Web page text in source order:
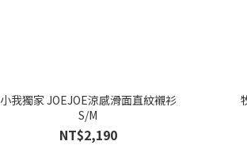
小我獨家 JOEJOE涼感滑面直紋襯衫
S/M
NT$2,190